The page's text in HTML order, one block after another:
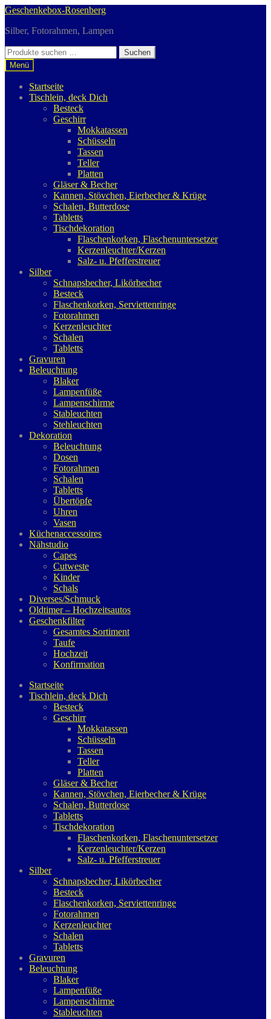
Zur
springen
Zum
springen
Geschenkebox-Rosenberg
Silber, Fotorahmen, Lampen
Suchen
nach:
Suchen
Menü
Startseite
Tischlein, deck Dich
Besteck
Geschirr
Mokkatassen
Schüsseln
Tassen
Teller
Platten
Gläser & Becher
Kannen, Stövchen, Eierbecher & Krüge
Schalen, Butterdose
Tabletts
Tischdekoration
Flaschenkorken, Flaschenuntersetzer
Kerzenleuchter/Kerzen
Salz- u. Pfefferstreuer
Silber
Schnapsbecher, Likörbecher
Besteck
Flaschenkorken, Serviettenringe
Fotorahmen
Kerzenleuchter
Schalen
Tabletts
Gravuren
Beleuchtung
Blaker
Lampenfüße
Lampenschirme
Stableuchten
Stehleuchten
Dekoration
Beleuchtung
Dosen
Fotorahmen
Schalen
Tabletts
Übertöpfe
Uhren
Vasen
Küchenaccessoires
Nähstudio
Capes
Cutweste
Kinder
Schals
Diverses/Schmuck
Oldtimer – Hochzeitsautos
Geschenkfilter
Gesamtes Sortiment
Taufe
Hochzeit
Konfirmation
Startseite
Tischlein, deck Dich
Besteck
Geschirr
Mokkatassen
Schüsseln
Tassen
Teller
Platten
Gläser & Becher
Kannen, Stövchen, Eierbecher & Krüge
Schalen, Butterdose
Tabletts
Tischdekoration
Flaschenkorken, Flaschenuntersetzer
Kerzenleuchter/Kerzen
Salz- u. Pfefferstreuer
Silber
Schnapsbecher, Likörbecher
Besteck
Flaschenkorken, Serviettenringe
Fotorahmen
Kerzenleuchter
Schalen
Tabletts
Gravuren
Beleuchtung
Blaker
Lampenfüße
Lampenschirme
Stableuchten